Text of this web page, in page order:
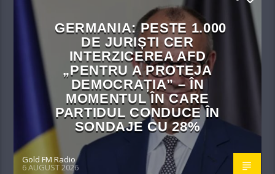
GERMANIA: PESTE 1.000
DE JURIȘTI CER
INTERZICEREA AFD
„PENTRU A PROTEJA
DEMOCRAȚIA” – ÎN
MOMENTUL ÎN CARE
PARTIDUL CONDUCE ÎN
SONDAJE CU 28%
Gold FM Radio
6 AUGUST 2026